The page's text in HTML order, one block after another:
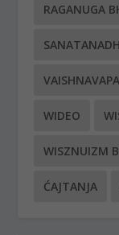
RAGANUGA
WIDEO
WISZNUIZM
ĆAJTANJA